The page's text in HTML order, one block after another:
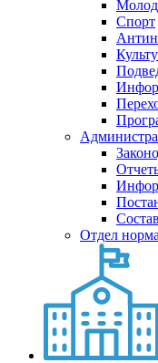
Спорт
Отдел